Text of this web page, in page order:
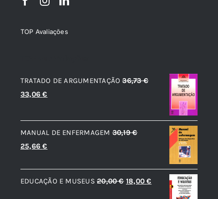
TOP Avaliações
TRATADO DE ARGUMENTAÇÃO 36,73€
O
original
era:
36,73 €.
33,06€
atual
é:
33,06 €.
MANUAL DE ENFERMAGEM 30,19€
O
era:
25,66€
é:
EDUCAÇÃO E MUSEUS 20,00€ O
18,00€
preço